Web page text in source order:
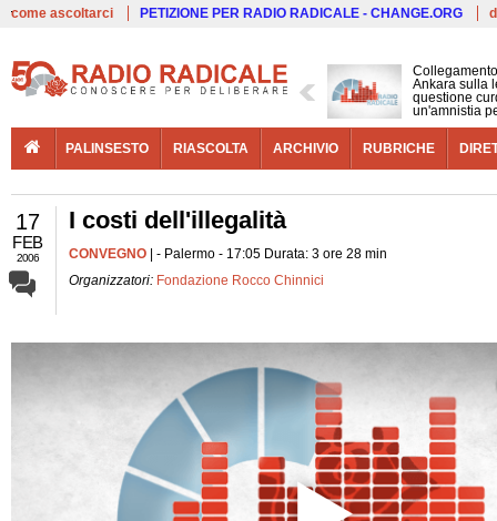
come ascoltarci PETIZIONE PER RADIO RADICALE - CHANGE.ORG
Ankara sulla
questione
un'amnistia
PALINSESTO RIASCOLTA ARCHIVIO RUBRICHE
17
FEB
2006
I costi dell'illegalità
CONVEGNO | - Palermo - 17:05 Durata: 3 ore 28 min
Organizzatori: Fondazione Rocco Chinnici